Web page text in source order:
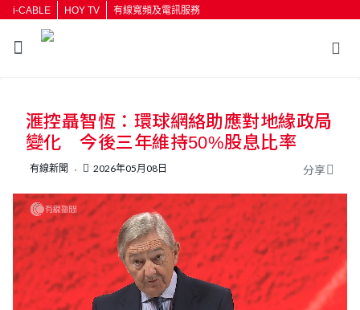
i-CABLE HOY TV 有線寬頻及電訊服務
按輸入鍵開始搜尋
滙控聶智恆：環球網絡助應對地緣政局
變化 今後三年維持50%股息比率
有線新聞 2026年05月08日 分享